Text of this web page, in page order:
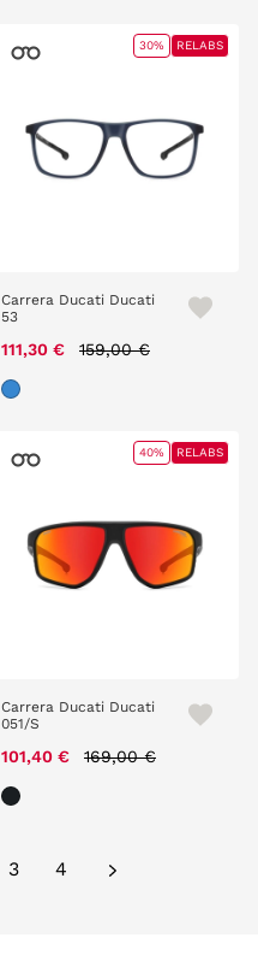
Carrera Ducati Ducati
53
111,30 € Price reduced from
159,00 €
30% RELABS
Carrera Ducati Ducati
051/S
101,40 € Price reduced from
169,00 €
40% RELABS
3 4